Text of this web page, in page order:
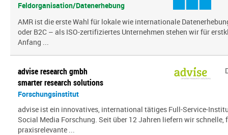
Feldorganisation/Datenerhebung
AMR ist die erste Wahl für lokale wie internationale
oder B2C – als ISO-zertifiziertes Unternehmen stehen wir für
Anfang ...
advise research gmbh
smarter research solutions
Forschungsinstitut
advise ist ein innovatives, international tätiges Full-Service-
Social Media Forschung. Seit über 12 Jahren liefern wir schnelle,
praxisrelevante ...